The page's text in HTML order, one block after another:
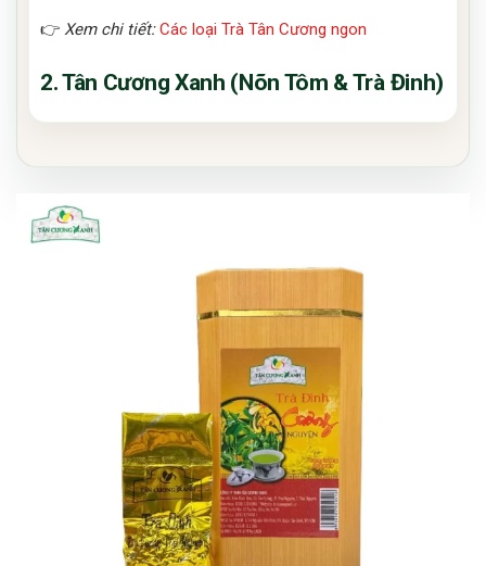
👉 Xem chi tiết: Các loại Trà Tân Cương ngon
2. Tân Cương Xanh (Nõn Tôm & Trà Đinh)